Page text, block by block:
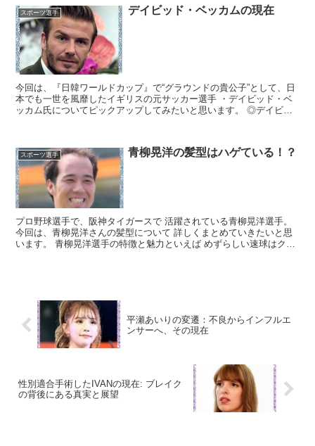
スポーツ選手 デイビッド・ベッカムの現在
今回は、『日韓ワールドカップ』で“グラウンドの貴公子”として、日
本でも一世を風靡したイギリスの元サッカー選手 ・デイビッド・ベ
ッカム氏についてピックアップしてみたいと思います。 ◎デイビッ
スポーツ選手 青柳晃洋の髪型はハゲている！？
プロ野球選手で、阪神タイガースで 活躍されている青柳晃洋選手。
今回は、青柳晃洋さんの髪型について 詳しくまとめていきたいと思
います。 青柳晃洋選手の特徴と魅力といえば めずらしい速球はクォ
平瀬あいりの変遷：不良からインフルエ
ンサーへ、その現在
性別適合手術したIVANの現在: ブレイク
の背後にある真実と展望